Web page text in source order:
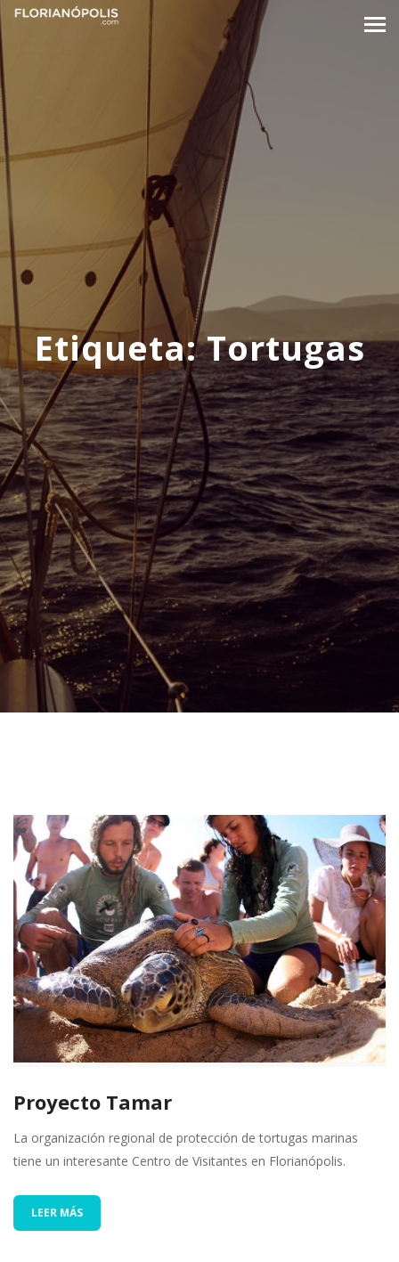
Etiqueta:Tortugas
Proyecto Tamar
La organización regional de protección de tortugas marinas
tiene un interesante Centro de Visitantes en Florianópolis.
LEER MÁS